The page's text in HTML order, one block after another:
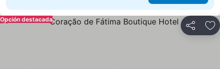
Compartir
Opción destacada